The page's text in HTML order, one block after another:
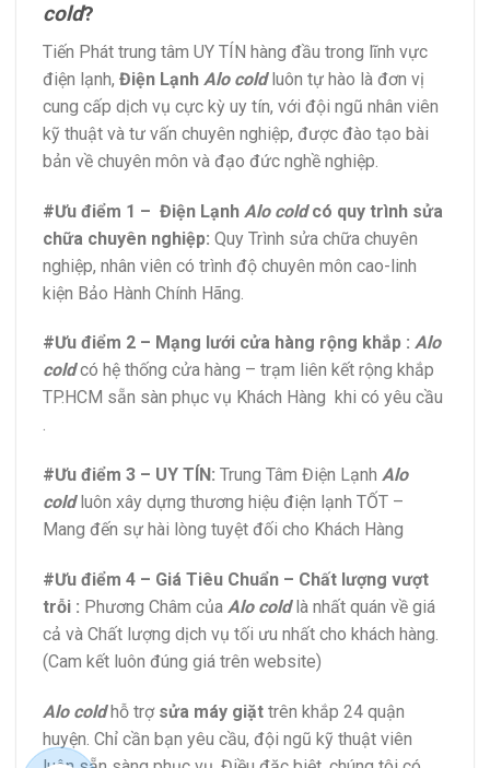
cold?
Tiến Phát trung tâm UY TÍN hàng đầu trong lĩnh vực
điện lạnh, Điện Lạnh Alo coldluôn tự hào là đơn vị
cung cấp dịch vụ cực kỳ uy tín, với đội ngũ nhân viên
kỹ thuật và tư vấn chuyên nghiệp, được đào tạo bài
bản về chuyên môn và đạo đức nghề nghiệp.
#Ưu điểm 1 – Điện Lạnh Alo coldcó quy trình sửa
chữa chuyên nghiệp: Quy Trình sửa chữa chuyên
nghiệp, nhân viên có trình độ chuyên môn cao-linh
kiện Bảo Hành Chính Hãng.
#Ưu điểm 2 – Mạng lưới cửa hàng rộng khắp : Alo
coldcó hệ thống cửa hàng – trạm liên kết rộng khắp
TP.HCM sẵn sàn phục vụ Khách Hàng khi có yêu cầu
.
#Ưu điểm 3 – UY TÍN: Trung Tâm Điện Lạnh Alo
coldluôn xây dựng thương hiệu điện lạnh TỐT –
Mang đến sự hài lòng tuyệt đối cho Khách Hàng
#Ưu điểm 4 – Giá Tiêu Chuẩn – Chất lượng vượt
trỗi : Phương Châm của Alo coldlà nhất quán về giá
cả và Chất lượng dịch vụ tối ưu nhất cho khách hàng.
(Cam kết luôn đúng giá trên website)
Alo coldhỗ trợ sửa máy giặt trên khắp 24 quận
huyện. Chỉ cần bạn yêu cầu, đội ngũ kỹ thuật viên